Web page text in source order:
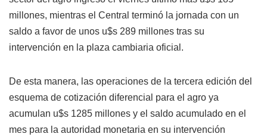
millones, mientras el Central terminó la jornada con un
saldo a favor de unos u$s 289 millones tras su
intervención en la plaza cambiaria oficial.
De esta manera, las operaciones de la tercera edición del
esquema de cotización diferencial para el agro ya
acumulan u$s 1285 millones y el saldo acumulado en el
mes para la autoridad monetaria en su intervención